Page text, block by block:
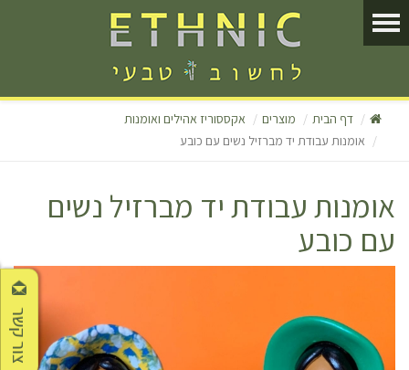
דף הבית מוצרים
אקססוריז אהילים ואומנות
אומנות עבודת יד מברזיל נשים עם כובע
אומנות עבודת יד מברזיל נשים
עם כובע
צור קשר